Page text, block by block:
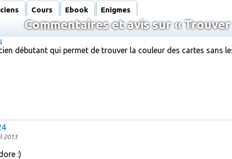
Cours Ebook Enigmes
Commentaires et avis sur «
débutant qui permet de trouver la couleur des cartes sans
2013
:)